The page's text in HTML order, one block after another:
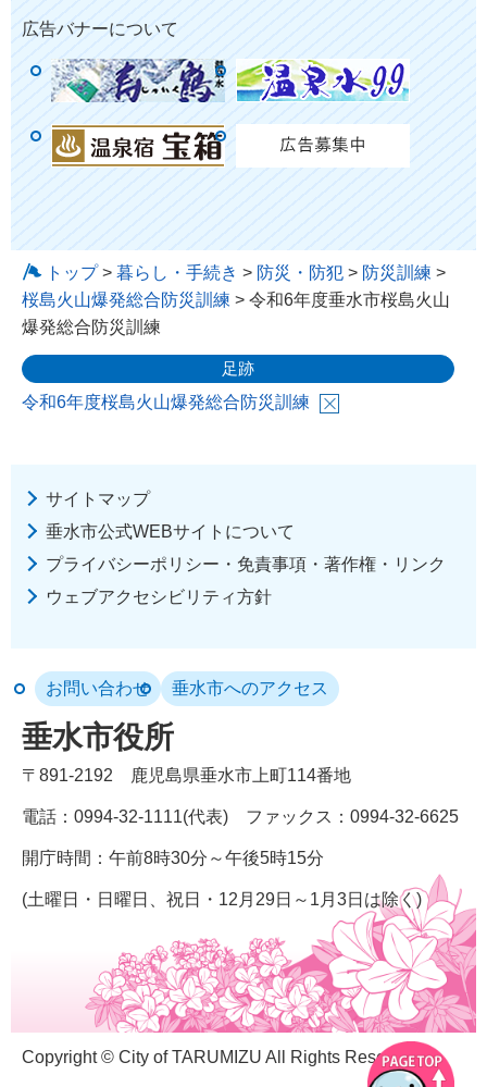
広告バナーについて
トップ>暮らし・手続き > 防災・防犯 > 防災訓練 >
桜島火山爆発総合防災訓練 > 令和6年度垂水市桜島火山
爆発総合防災訓練
足跡
令和6年度桜島火山爆発総合防災訓練
サイトマップ
垂水市公式WEBサイトについて
プライバシーポリシー・免責事項・著作権・リンク
ウェブアクセシビリティ方針
垂水市役所
お問い合わせ 垂水市へのアクセス
〒891-2192 鹿児島県垂水市上町114番地
電話：0994-32-1111(代表) ファックス：0994-32-6625
開庁時間：午前8時30分～午後5時15分
(土曜日・日曜日、祝日・12月29日～1月3日は除く)
Copyright © City of TARUMIZU All Rights Reserved.